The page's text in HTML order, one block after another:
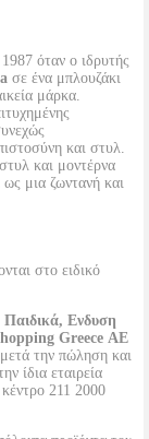
όταν ο ιδρυτής
σε ένα μπλουζάκι
μάρκα.
και στυλ.
και μοντέρνα
ως μια ζωντανή και
στο ειδικό
Ενδυση
Greece ΑΕ
την πώληση και
ίδια εταιρεία
211 2000